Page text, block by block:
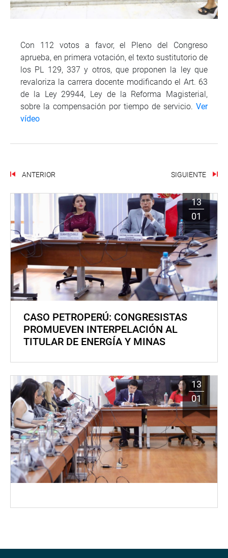
Con 112 votos a favor, el Pleno del Congreso
aprueba, en primera votación, el texto sustitutorio de
los PL 129, 337 y otros, que proponen la ley que
revaloriza la carrera docente modificando el Art. 63
de la Ley 29944, Ley de la Reforma Magisterial,
sobre la compensación por tiempo de servicio. Ver
vídeo
ANTERIOR SIGUIENTE
13
01
CASO PETROPERÚ: CONGRESISTAS
PROMUEVEN INTERPELACIÓN AL
TITULAR DE ENERGÍA Y MINAS
13
01